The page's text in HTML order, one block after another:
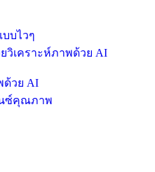
บไวๆ
ด้วย AI